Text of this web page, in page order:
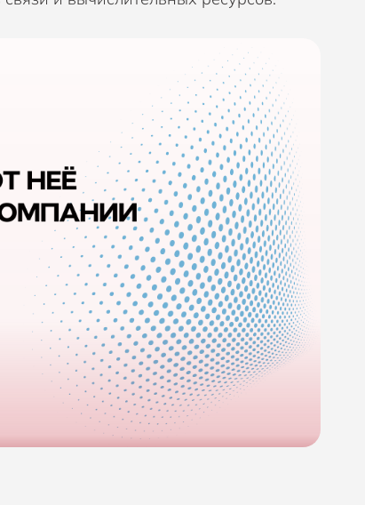
рисками и защита данных